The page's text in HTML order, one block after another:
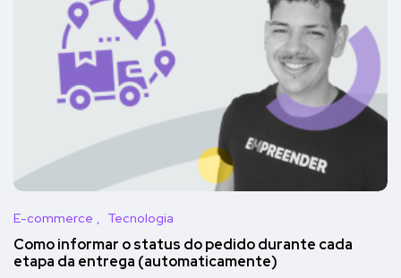
E-commerce Tecnologia
Como informar o status do pedido durante cada
etapa da entrega (automaticamente)